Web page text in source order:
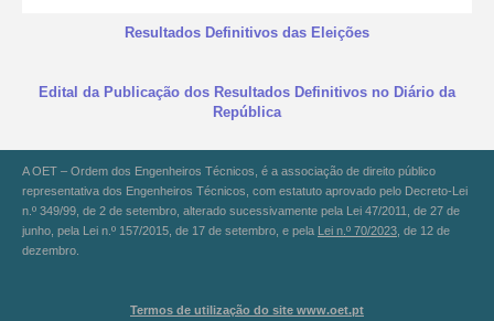
Resultados Definitivos das Eleições
Edital da Publicação dos Resultados Definitivos no Diário da
República
A OET – Ordem dos Engenheiros Técnicos, é a associação de direito público
representativa dos Engenheiros Técnicos, com estatuto aprovado pelo Decreto-Lei
n.º 349/99, de 2 de setembro, alterado sucessivamente pela Lei 47/2011, de 27 de
junho, pela Lei n.º 157/2015, de 17 de setembro, e pela Lei n.º 70/2023 , de 12 de
dezembro.
Termos de utilização do site www.oet.pt